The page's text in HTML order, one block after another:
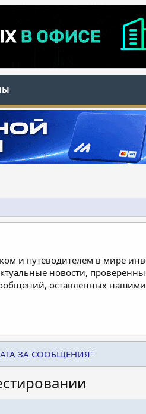
и путеводителем в мире
новости,
оставленных
ЗА СООБЩЕНИЯ"